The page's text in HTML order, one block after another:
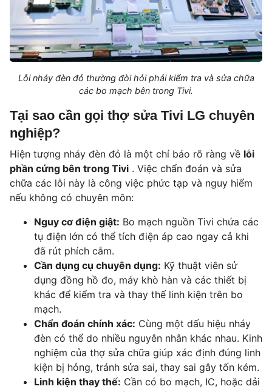
Lỗi nháy đèn đỏ thường đòi hỏi phải kiểm tra và sửa chữa
các bo mạch bên trong Tivi.
Tại sao cần gọi thợ sửa Tivi LG chuyên
nghiệp?
Hiện tượng nháy đèn đỏ là một chỉ báo rõ ràng về lỗi
phần cứng bên trong Tivi . Việc chẩn đoán và sửa
chữa các lỗi này là công việc phức tạp và nguy hiểm
nếu không có chuyên môn:
Nguy cơ điện giật: Bo mạch nguồn Tivi chứa các
tụ điện lớn có thể tích điện áp cao ngay cả khi
đã rút phích cắm.
Cần dụng cụ chuyên dụng: Kỹ thuật viên sử
dụng đồng hồ đo, máy khò hàn và các thiết bị
khác để kiểm tra và thay thế linh kiện trên bo
mạch.
Chẩn đoán chính xác: Cùng một dấu hiệu nháy
đèn có thể do nhiều nguyên nhân khác nhau. Kinh
nghiệm của thợ sửa chữa giúp xác định đúng linh
kiện bị hỏng, tránh sửa sai, thay sai gây tốn kém.
Linh kiện thay thế: Cần có bo mạch, IC, hoặc dải